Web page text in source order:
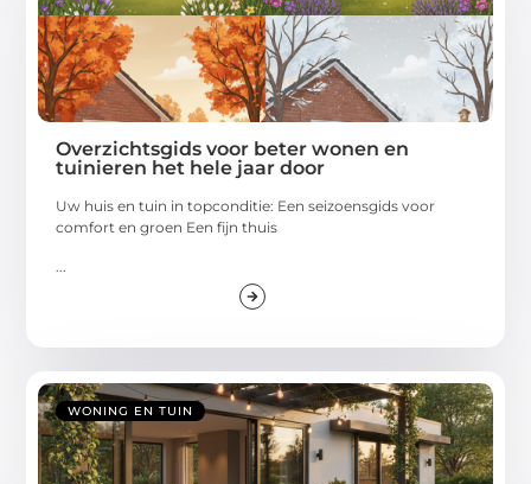
Overzichtsgids voor beter wonen en
tuinieren het hele jaar door
Uw huis en tuin in topconditie: Een seizoensgids voor
comfort en groen Een fijn thuis
WONING EN TUIN